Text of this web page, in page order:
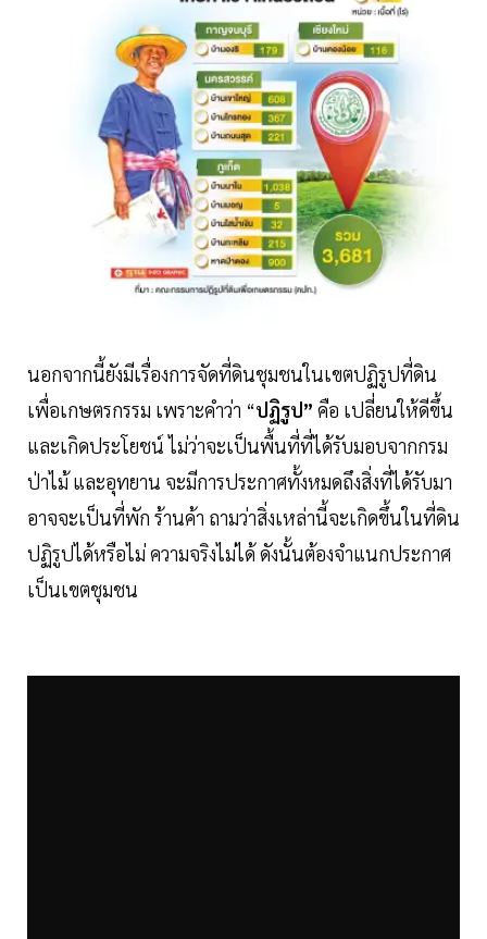
นอกจากนี้ยังมีเรื่องการจัดที่ดินชุมชนในเขตปฏิรูปที่ดิน
เพื่อเกษตรกรรม เพราะคำว่า “ปฏิรูป” คือ เปลี่ยนให้ดีขึ้น
และเกิดประโยชน์ ไม่ว่าจะเป็นพื้นที่ที่ได้รับมอบจากกรม
ป่าไม้ และอุทยาน จะมีการประกาศทั้งหมดถึงสิ่งที่ได้รับมา
อาจจะเป็นที่พัก ร้านค้า ถามว่าสิ่งเหล่านี้จะเกิดขึ้นในที่ดิน
ปฏิรูปได้หรือไม่ ความจริงไม่ได้ ดังนั้นต้องจำแนกประกาศ
เป็นเขตชุมชน